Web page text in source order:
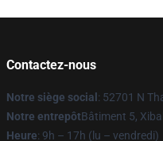
Contactez-nous
Notre siège social : 52701 N
Notre entrepôtBâtiment 5,
Heure: 9h – 17h (lu – vendredi)